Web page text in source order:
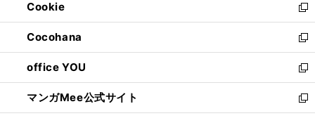
く
で
開
く
ド
ウ
で
開
く
ィ
ン
ド
ウ
で
開
く
Cookie
新
し
い
ウ
ィ
ン
ド
ウ
Cocohana
新
し
い
ウ
ィ
ン
office YOU
新
し
い
ウ
マンガMee公式サイト
新
し